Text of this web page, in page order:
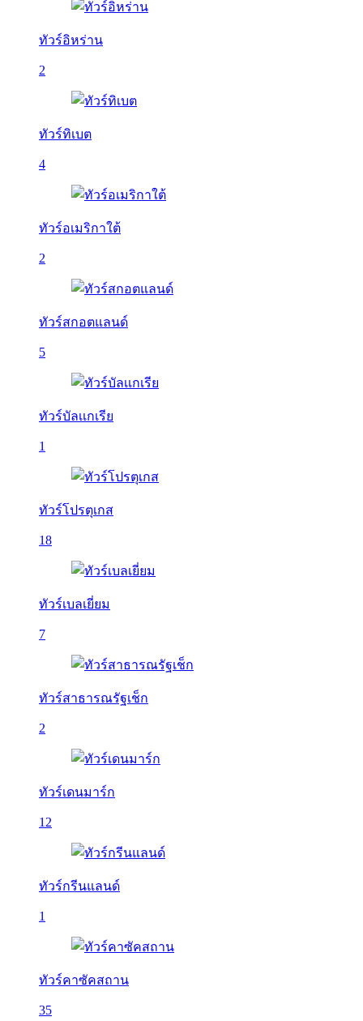
ทัวร์อิหร่าน
2
ทัวร์ทิเบต
4
ทัวร์อเมริกาใต้
2
ทัวร์สกอตแลนด์
5
ทัวร์บัลเเกเรีย
1
ทัวร์โปรตุเกส
18
ทัวร์เบลเยี่ยม
7
ทัวร์สาธารณรัฐเช็ก
2
ทัวร์เดนมาร์ก
12
ทัวร์กรีนแลนด์
1
ทัวร์คาซัคสถาน
35